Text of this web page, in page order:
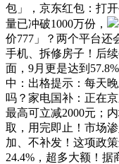
包」，京东红包：打
量已冲破1000万份，
价777」？两个平台还
手机、拆修房子！后
面，9月更是达到
中：出格提示：每天
吗？家电国补：正在
最高可立减2000元；
取，用完即止！市场
加、不补发！这项政
24.4%，超多大额！